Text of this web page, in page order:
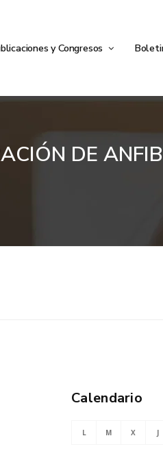
y Congresos
DE
Calendario
L M X J